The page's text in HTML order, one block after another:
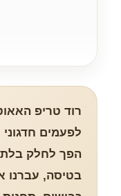
רוד טריפ
לפעמים
הפך לחלק
בטיסה,